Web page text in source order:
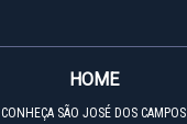
HOME
CONHEÇA SÃO JOSÉ DOS CAMPOS